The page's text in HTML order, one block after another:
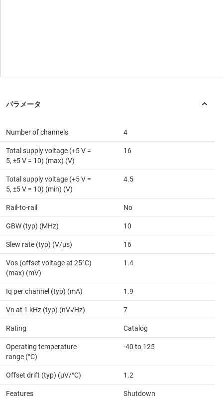
Number of channels 4
Total supply voltage (+5 V =
5, ±5 V = 10) (max) (V)
16
Total supply voltage (+5 V =
5, ±5 V = 10) (min) (V)
4.5
Rail-to-rail No
GBW (typ) (MHz) 10
Slew rate (typ) (V/µs) 16
Vos (offset voltage at 25°C)
(max) (mV)
1.4
Iq per channel (typ) (mA) 1.9
Vn at 1 kHz (typ) (nV√Hz) 7
Rating Catalog
Operating temperature
range (°C)
-40 to 125
Offset drift (typ) (µV/°C) 1.2
Features Shutdown